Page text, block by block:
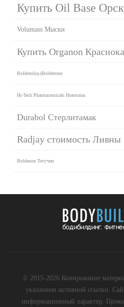
Купить Oil Base Орск
Volumass Мыски
Купить Organon
Boldenoliq-(Boldenone
Hi-Tech Pharmaceuticals Новосиль
Durabol Стерлитамак
Radjay стоимость Ливны
Boldenon Тогучин
© 2015-2026 Копирование
указанием активной ссылки.
информационный характер.